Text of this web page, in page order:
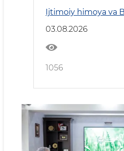
Ijtimoiy himoya va
03.08.2026
1056